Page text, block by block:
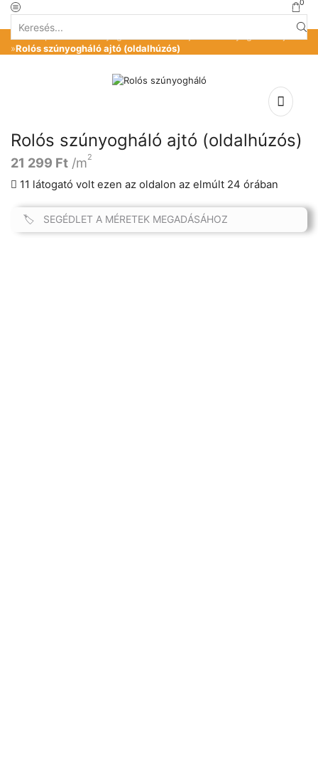
0
input
»Rolós szúnyogháló ajtó (oldalhúzós)
Rolós szúnyogháló ajtó (oldalhúzós)
21 299 Ft /m2
11 látogató volt ezen az oldalon az elmúlt 24 órában
SEGÉDLET A MÉRETEK MEGADÁSÁHOZ